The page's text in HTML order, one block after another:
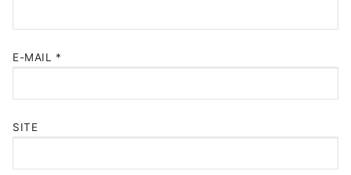
E-MAIL *
SITE